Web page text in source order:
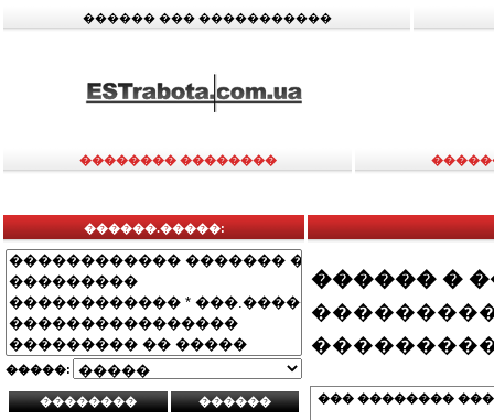
������ ��� �����������
�������� ��������
������.�����:
�����:
������ �
��� ��������